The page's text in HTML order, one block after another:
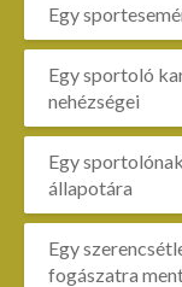
Egy
Egy sportoló
nehézségei
Egy
állapotára
Egy
fogászatra